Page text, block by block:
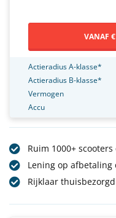
VANAF
Actieradius A-klasse*
Actieradius B-klasse*
Vermogen
Accu
Ruim 1000+
Lening op afbetaling
Rijklaar